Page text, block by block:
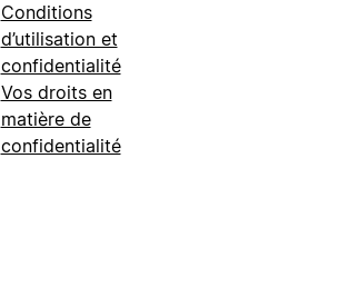
Conditions
d’utilisation et
confidentialité
Vos droits en
matière de
confidentialité